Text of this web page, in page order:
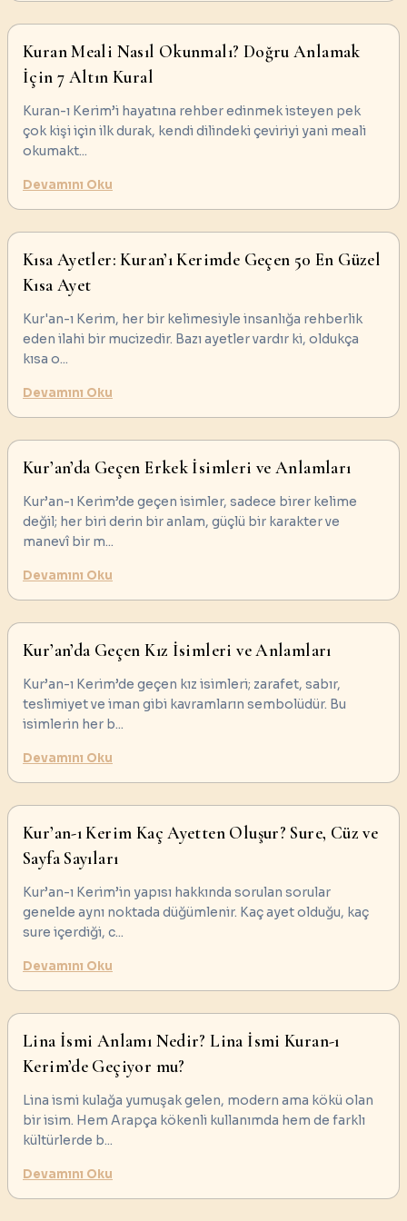
Kuran Meali Nasıl Okunmalı? Doğru Anlamak
İçin 7 Altın Kural
Kuran-ı Kerim’i hayatına rehber edinmek isteyen pek
çok kişi için ilk durak, kendi dilindeki çeviriyi yani meali
okumakt...
Devamını Oku
Kısa Ayetler: Kuran’ı Kerimde Geçen 50 En Güzel
Kısa Ayet
Kur'an-ı Kerim, her bir kelimesiyle insanlığa rehberlik
eden ilahi bir mucizedir. Bazı ayetler vardır ki, oldukça
kısa o...
Devamını Oku
Kur’an’da Geçen Erkek İsimleri ve Anlamları
Kur’an-ı Kerim’de geçen isimler, sadece birer kelime
değil; her biri derin bir anlam, güçlü bir karakter ve
manevî bir m...
Devamını Oku
Kur’an’da Geçen Kız İsimleri ve Anlamları
Kur’an-ı Kerim’de geçen kız isimleri; zarafet, sabır,
teslimiyet ve iman gibi kavramların sembolüdür. Bu
isimlerin her b...
Devamını Oku
Kur’an-ı Kerim Kaç Ayetten Oluşur? Sure, Cüz ve
Sayfa Sayıları
Kur’an-ı Kerim’in yapısı hakkında sorulan sorular
genelde aynı noktada düğümlenir. Kaç ayet olduğu, kaç
sure içerdiği, c...
Devamını Oku
Lina İsmi Anlamı Nedir? Lina İsmi Kuran-ı
Kerim’de Geçiyor mu?
Lina ismi kulağa yumuşak gelen, modern ama kökü olan
bir isim. Hem Arapça kökenli kullanımda hem de farklı
kültürlerde b...
Devamını Oku